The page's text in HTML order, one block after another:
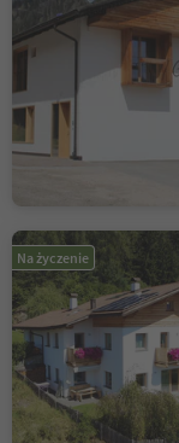
Na życzenie